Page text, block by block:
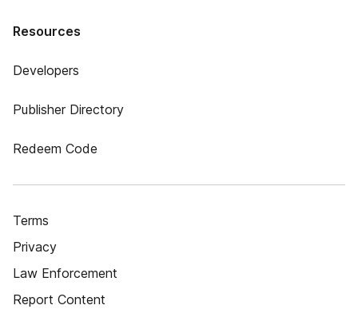
Resources
Developers
Publisher Directory
Redeem Code
Terms
Privacy
Law Enforcement
Report Content